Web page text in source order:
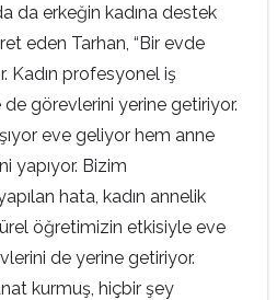
da erkeğin kadına destek
eden Tarhan, “Bir evde
Kadın profesyonel iş
de görevlerini yerine getiriyor.
eve geliyor hem anne
yapıyor. Bizim
hata, kadın annelik
öğretimizin etkisiyle eve
de yerine getiriyor.
kurmuş, hiçbir şey